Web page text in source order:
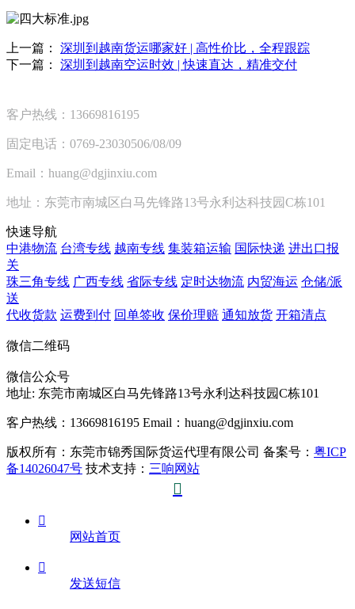
上一篇： 深圳到越南货运哪家好 | 高性价比，全程跟踪
下一篇： 深圳到越南空运时效 | 快速直达，精准交付
客户热线：13669816195
固定电话：0769-23030506/08/09
Email：huang@dgjinxiu.com
地址：东莞市南城区白马先锋路13号永利达科技园C栋101
快速导航
中港物流 台湾专线 越南专线 集装箱运输 国际快递 进出口报
关
珠三角专线 广西专线 省际专线 定时达物流 内贸海运 仓储/派
送
代收货款 运费到付 回单签收 保价理赔 通知放货 开箱清点
微信二维码
微信公众号
地址: 东莞市南城区白马先锋路13号永利达科技园C栋101
客户热线：13669816195 Email：huang@dgjinxiu.com
版权所有：东莞市锦秀国际货运代理有限公司 备案号： 粤ICP
备14026047号 技术支持： 三响网站


网站首页

发送短信